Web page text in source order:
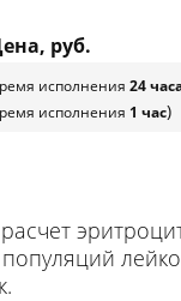
руб.
исполнения 24
исполнения 1 час)